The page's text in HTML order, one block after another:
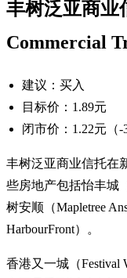
丰树泛亚商业
Commercial
建议：买入
目标价：1.89元
闭市价：1.22元（-
丰树泛亚商业信托在
些房地产包括怡丰城
树安顺（Mapletree
HarbourFront）。
香港又一城（Festival